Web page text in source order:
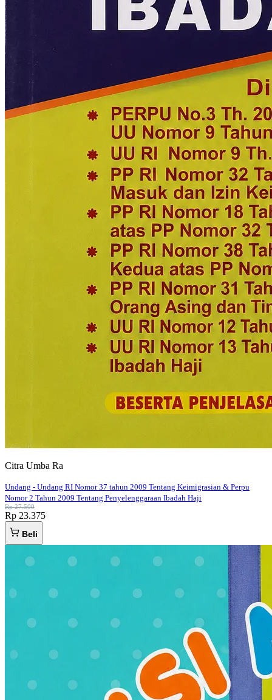
Citra Umba Ra
Undang - Undang RI Nomor 37 tahun 2009 Tentang Keimigrasian & Perpu
Nomor 2 Tahun 2009 Tentang Penyelenggaraan Ibadah Haji
Rp 27.500
Rp 23.375
Beli